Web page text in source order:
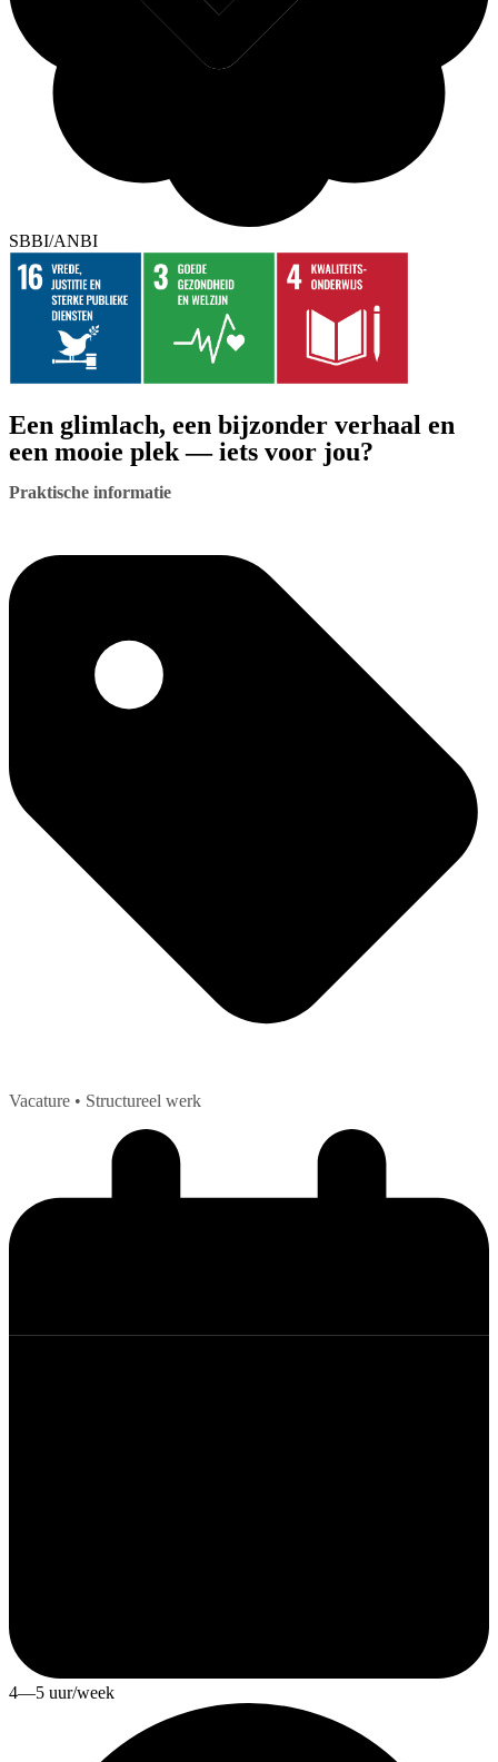
SBBI/ANBI
Een glimlach, een bijzonder verhaal en
een mooie plek — iets voor jou?
Praktische informatie
Vacature • Structureel werk
4—5 uur/week